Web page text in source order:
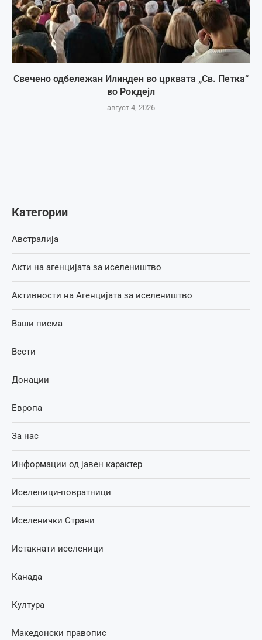
Свечено одбележан Илинден во црквата „Св. Петка“
во Рокдејл
август 4, 2026
Категории
Австралија
Акти на агенцијата за иселеништво
Активности на Агенцијата за иселеништво
Ваши писма
Вести
Донации
Европа
За нас
Информации од јавен карактер
Иселеници-повратници
Иселенички Страни
Истакнати иселеници
Канада
Култура
Македонски правопис